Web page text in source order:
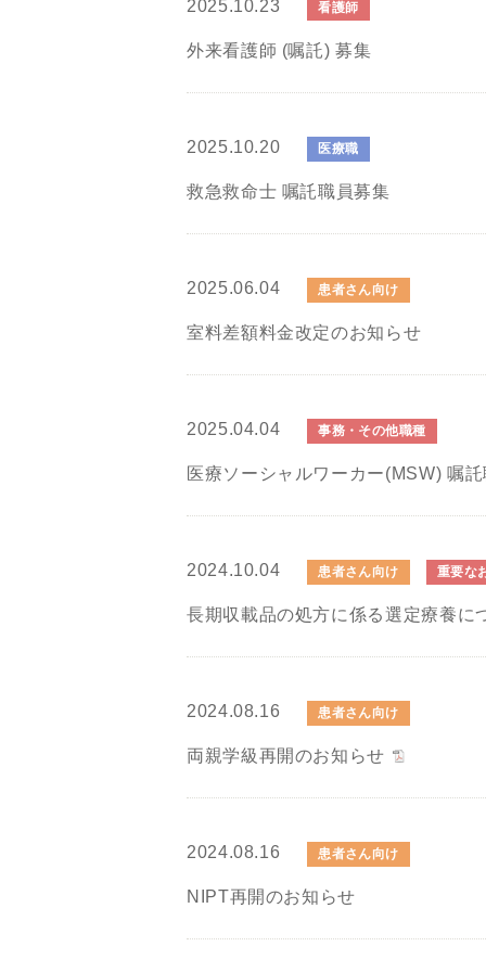
2025.10.23 看護師
外来看護師 (嘱託) 募集
2025.10.20 医療職
救急救命士 嘱託職員募集
2025.06.04 患者さん向け
室料差額料金改定のお知らせ
2025.04.04 事務・その他職種
医療ソーシャルワーカー(MSW) 嘱
2024.10.04 患者さん向け 重要な
長期収載品の処方に係る選定療養に
2024.08.16 患者さん向け
両親学級再開のお知らせ
2024.08.16 患者さん向け
NIPT再開のお知らせ